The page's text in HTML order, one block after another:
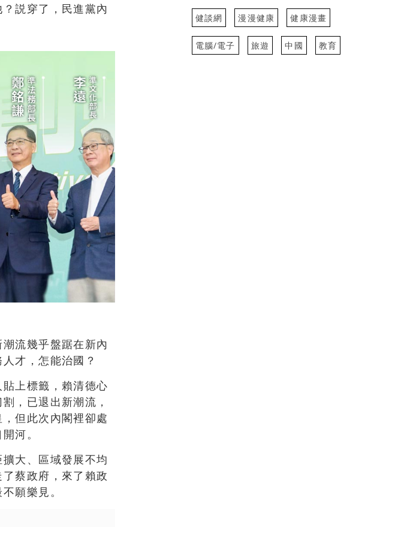
説穿了，民進黨內
流幾乎盤踞在新內
才，怎能治國？
上標籤，賴清德心
，已退出新潮流，
但此次內閣裡卻處
河。
大、區域發展不均
蔡政府，來了賴政
願樂見。
健談網 漫漫健康 健康漫畫
電腦/電子 旅遊 中國 教育